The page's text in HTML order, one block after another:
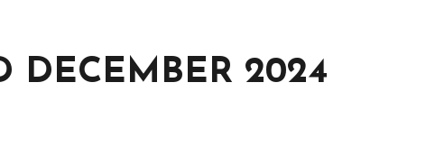
DECEMBER 2024